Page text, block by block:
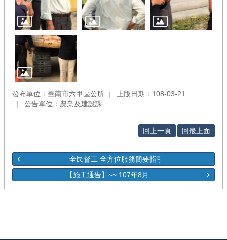
發布單位：臺南市六甲區公所
上版日期：108-03-21
公告單位：農業及建設課
回上一頁 回最上面
全民督工 全方位服務簡要指引
【施工通告】~~ 107年8月...